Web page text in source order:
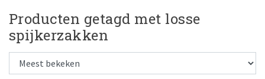
Producten getagd met losse
spijkerzakken